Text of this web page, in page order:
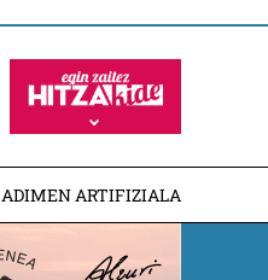
ADIMEN ARTIFIZIALA